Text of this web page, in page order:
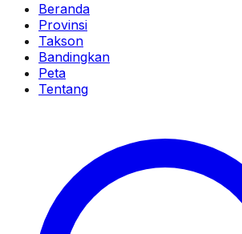
Beranda
Provinsi
Takson
Bandingkan
Peta
Tentang